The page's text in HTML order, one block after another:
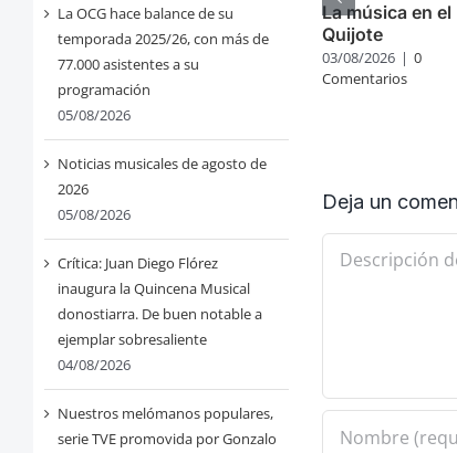
La OCG hace balance de su
temporada 2025/26, con más de
77.000 asistentes a su
programación
05/08/2026
Noticias musicales de agosto de
2026
05/08/2026
Crítica: Juan Diego Flórez
inaugura la Quincena Musical
donostiarra. De buen notable a
ejemplar sobresaliente
04/08/2026
Nuestros melómanos populares,
serie TVE promovida por Gonzalo
La música en el
Quijote
03/08/2026 | 0
Comentarios
Deja un
Comentario